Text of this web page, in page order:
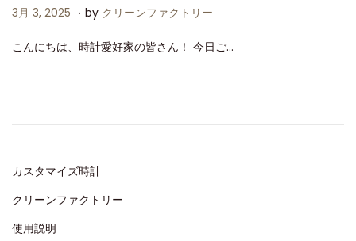
P
s
n
3月 3, 2025 3
3
5
. by クリーンファクトリー
こんにちは、時計愛好家の皆さん！ 今日ご…
カスタマイズ時計
クリーンファクトリー
使用説明